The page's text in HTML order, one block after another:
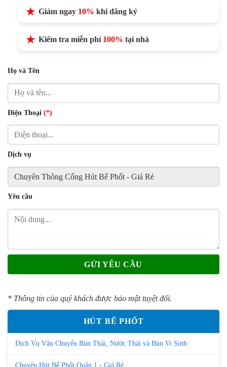
Giảm ngay 10% khi đăng ký
Kiểm tra miễn phí 100% tại nhà
Họ và Tên
Điện Thoại (*)
Dịch vụ
Yêu cầu
* Thông tin của quý khách được bảo mật tuyệt đối.
HÚT BỂ PHỐT
Dịch Vụ Vận Chuyển Bùn Thải, Nước Thải và Bùn Vi Sinh
Chuyên Hút Bể Phốt Quận 1 - Giá Rẻ